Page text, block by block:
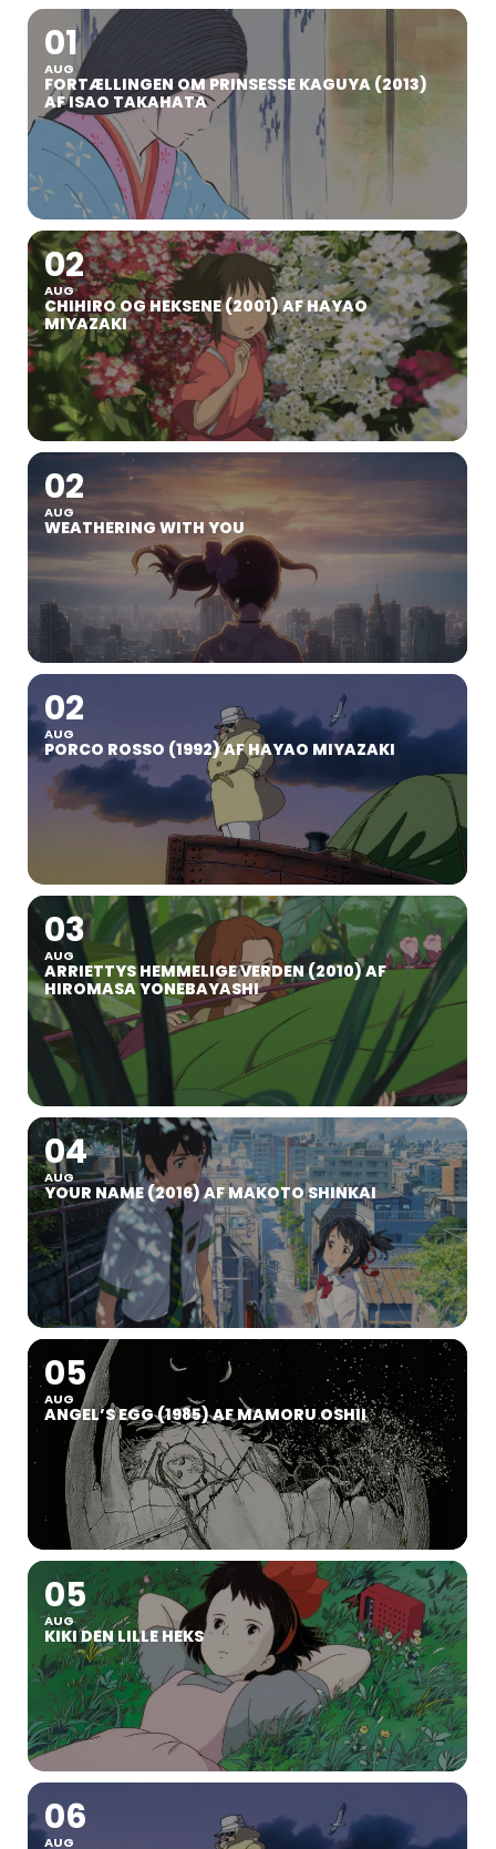
01
AUG
FORTÆLLINGEN OM PRINSESSE KAGUYA (2013)
AF ISAO TAKAHATA
02
AUG
CHIHIRO OG HEKSENE (2001) AF HAYAO
MIYAZAKI
02
AUG
WEATHERING WITH YOU
02
AUG
PORCO ROSSO (1992) AF HAYAO MIYAZAKI
03
AUG
ARRIETTYS HEMMELIGE VERDEN (2010) AF
HIROMASA YONEBAYASHI
04
AUG
YOUR NAME (2016) AF MAKOTO SHINKAI
05
AUG
ANGEL’S EGG (1985) AF MAMORU OSHII
05
AUG
KIKI DEN LILLE HEKS
06
AUG